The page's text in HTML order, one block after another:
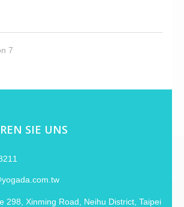
externem Lärm, während Aluminium-
eine hochwertige Ästhetik
ausgestattet – einem Spiralkabel
7
SIE UNS
298, Xinming Road, Neihu District, Taipei